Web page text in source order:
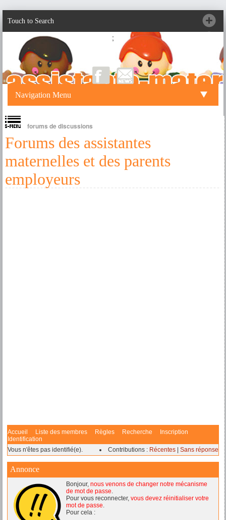
Touch to Search
;
Navigation Menu
forums de discussions
Forums des assistantes
maternelles et des parents
employeurs
Accueil Liste des membres Règles Recherche
Inscription
Identification
Vous n'êtes pas identifié(e).
Contributions : Récentes Sans réponse
Annonce
Bonjour, nous venons de changer notre mécanisme
de mot de passe.
Pour vous reconnecter, vous devez réinitialiser votre
mot de passe.
Pour cela :